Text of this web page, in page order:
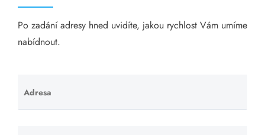
Katalog A-seznam.cz
Visací zámky - TOKOZ
Po zadání adresy hned uvidíte, jakou rychlost Vám umíme
nabídnout.
Adresa
Ponechte
toto pole